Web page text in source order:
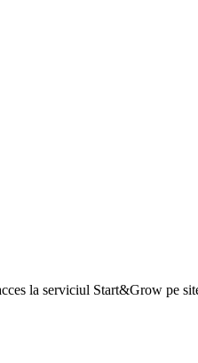
la serviciul Start&Grow pe